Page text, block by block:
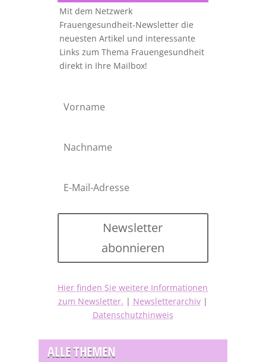
Mit dem Netzwerk
Frauengesundheit-Newsletter die
neuesten Artikel und interessante
Links zum Thema Frauengesundheit
direkt in Ihre Mailbox!
Newsletter
abonnieren
Hier finden Sie weitere Informationen
zum Newsletter. | Newsletterarchiv|
Datenschutzhinweis
ALLE THEMEN